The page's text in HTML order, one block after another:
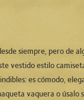
siempre, pero de
vestido estilo
es cómodo,
vaquera o úsalo